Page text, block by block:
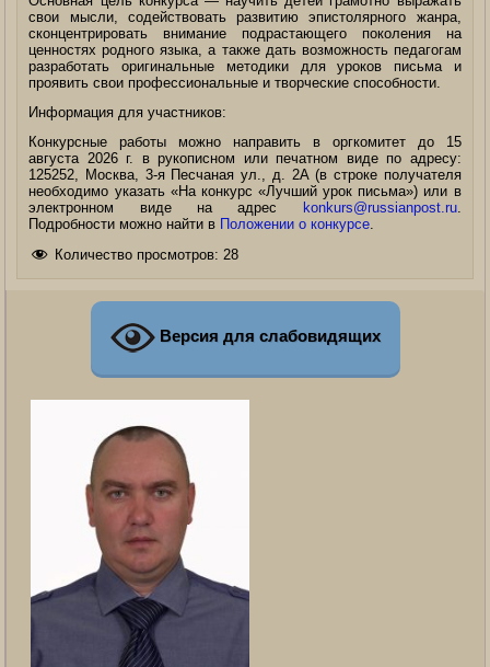
свои мысли, содействовать развитию эпистолярного жанра,
сконцентрировать внимание подрастающего поколения на
ценностях родного языка, а также дать возможность педагогам
разработать оригинальные методики для уроков письма и
проявить свои профессиональные и творческие способности.
Информация для участников:
Конкурсные работы можно направить в оргкомитет до 15
августа 2026 г. в рукописном или печатном виде по адресу:
125252, Москва, 3-я Песчаная ул., д. 2А (в строке получателя
необходимо указать «На конкурс «Лучший урок письма») или в
электронном виде на адрес
konkurs@russianpost.ru.
Подробности можно найти в Положении о конкурсе.
Количество просмотров: 28
Версия для слабовидящих